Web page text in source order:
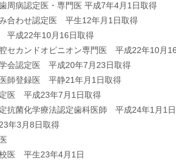
周病認定医・専門医 平成7年4月1日取得
み合わせ認定医 平生12年月1日取得
平成22年10月16日取得
セカンドオピニオン専門医 平成22年10月
学会認定医 平成20年7月23日取得
医師登録医 平静21年月1日取得
定医 平成23年7月1日取得
抗菌化学療法認定歯科医師 平成24年1月1
年3月8日取得
医 平生23年4月1日